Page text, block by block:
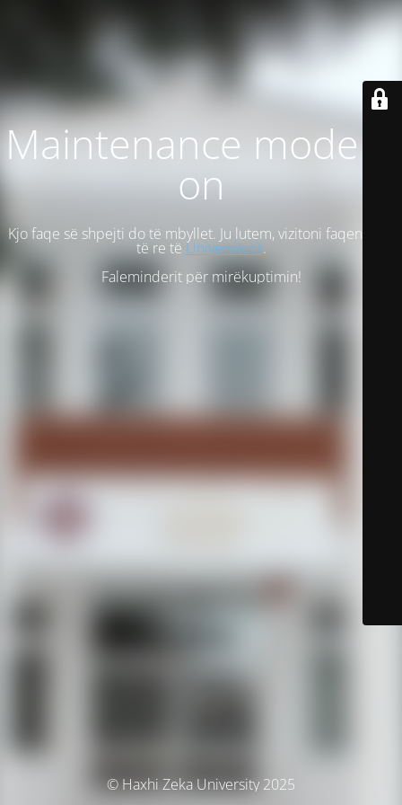
Maintenance mode is
on
Kjo faqe së shpejti do të mbyllet. Ju lutem, vizitoni faqen tonë
të re të Universitetit.
Faleminderit për mirëkuptimin!
© Haxhi Zeka University 2025